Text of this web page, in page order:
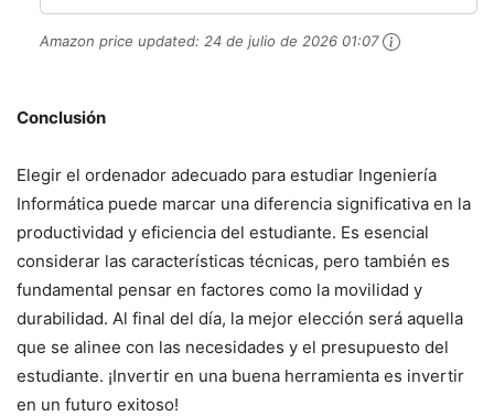
Amazon price updated: 24 de julio de 2026 01:07
Conclusión
Elegir el ordenador adecuado para estudiar Ingeniería
Informática puede marcar una diferencia significativa en la
productividad y eficiencia del estudiante. Es esencial
considerar las características técnicas, pero también es
fundamental pensar en factores como la movilidad y
durabilidad. Al final del día, la mejor elección será aquella
que se alinee con las necesidades y el presupuesto del
estudiante. ¡Invertir en una buena herramienta es invertir
en un futuro exitoso!